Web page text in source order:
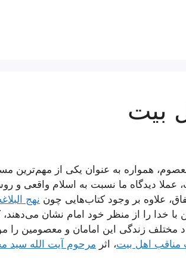
بیت
همواره به عنوان یکی از مهم‌ترین
دیدگاه ما نسبت به اسلام واقعی و
علاوه بر وجود کتاب‌هایی چون نهج
خدا را از منظر خود امام نشان می‌دهند،
مختلف زندگی این امامان و معصومین را
مناقب اهل بیت، اثر مرحوم آیت الله سید